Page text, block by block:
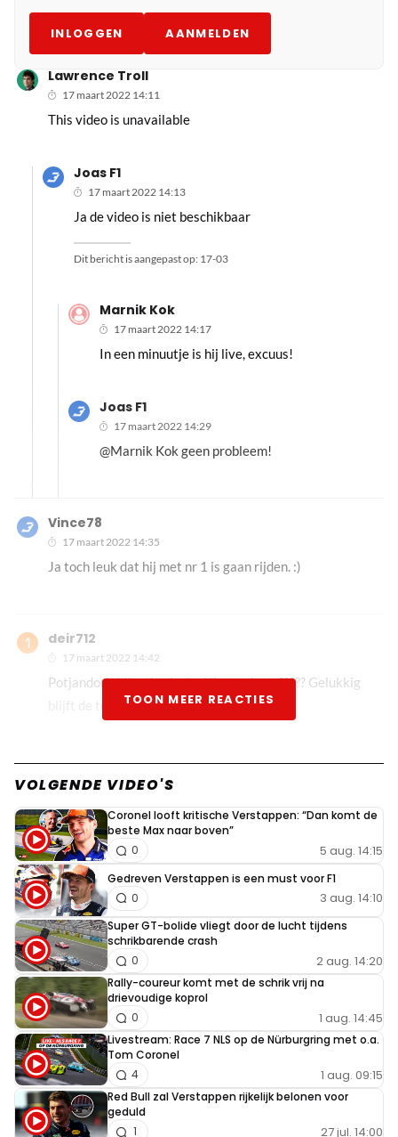
INLOGGEN AANMELDEN
Lawrence Troll
17 maart 2022 14:11
This video is unavailable
Joas F1
17 maart 2022 14:13
Ja de video is niet beschikbaar
Dit bericht is aangepast op: 17-03
Marnik Kok
17 maart 2022 14:17
In een minuutje is hij live, excuus!
Joas F1
17 maart 2022 14:29
@Marnik Kok geen probleem!
Vince78
17 maart 2022 14:35
Ja toch leuk dat hij met nr 1 is gaan rijden. :)
deir712
17 maart 2022 14:42
Potjandorie! Ik schrok al.... Nieuwe intro????? Gelukkig
blijft de tune 🤣
Coralmar
Minder flitsend dan het afgelopen jaar!
Auto's doen vroem vroem,
17 maart 2022 15:32
Vond het filmpje van vorig jaar vele malen prettiger om
naar te kijken. Al is het dezelfde tune het klinkt wel een
stuk fletser.
Daanemans
17 maart 2022 16:10
Het oogt een beetje last minute…
TOON MEER REACTIES
VOLGENDE VIDEO'S
Coronel looft kritische Verstappen: “Dan komt de
beste Max naar boven”
5 aug. 14:15
0
Gedreven Verstappen is een must voor F1
3 aug. 14:10
0
Super GT-bolide vliegt door de lucht tijdens
schrikbarende crash
2 aug. 14:20
0
Rally-coureur komt met de schrik vrij na
drievoudige koprol
1 aug. 14:45
0
Livestream: Race 7 NLS op de Nürburgring met o.a.
Tom Coronel
1 aug. 09:15
4
Red Bull zal Verstappen rijkelijk belonen voor
geduld
27 jul. 14:00
1